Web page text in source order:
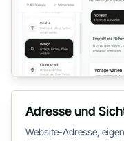
Adresse und
Website-Adresse,